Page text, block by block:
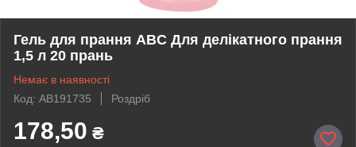
Гель для прання ABC Для делікатного прання
1,5 л 20 прань
Немає в наявності
Код: AB191735
Роздріб
178,50 ₴